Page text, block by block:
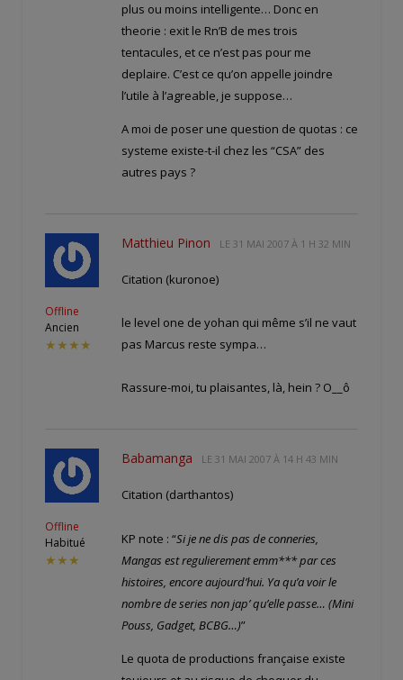
plus ou moins intelligente… Donc en
theorie : exit le Rn’B de mes trois
tentacules, et ce n’est pas pour me
deplaire. C’est ce qu’on appelle joindre
l’utile à l’agreable, je suppose…
A moi de poser une question de quotas : ce
systeme existe-t-il chez les “CSA” des
autres pays ?
Offline
Ancien
★★★★
Matthieu Pinon LE 31 MAI 2007 À 1 H 32 MIN
Citation (kuronoe)
le level one de yohan qui même s’il ne vaut
pas Marcus reste sympa…
Rassure-moi, tu plaisantes, là, hein ? O__ô
Offline
Habitué
★★★
Babamanga LE 31 MAI 2007 À 14 H 43 MIN
Citation (darthantos)
KP note : “Si je ne dis pas de conneries,
Mangas est regulierement emm*** par ces
histoires, encore aujourd’hui. Ya qu’a voir le
nombre de series non jap’ qu’elle passe… (Mini
Pouss, Gadget, BCBG…)”
Le quota de productions française existe